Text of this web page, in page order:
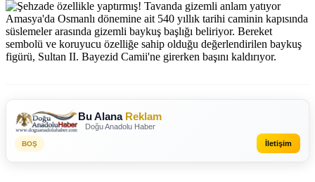
Amasya'da Osmanlı dönemine ait 540 yıllık tarihi caminin kapısında
süslemeler arasında gizemli baykuş başlığı beliriyor. Bereket
sembolü ve koruyucu özelliğe sahip olduğu değerlendirilen baykuş
figürü, Sultan II. Bayezid Camii'ne girerken başını kaldırıyor.
Bu Alana Reklam
Doğu Anadolu Haber
BOŞ İletişim